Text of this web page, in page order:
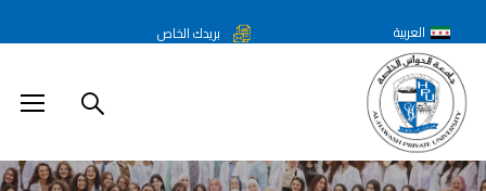
العربية بريدك الخاص